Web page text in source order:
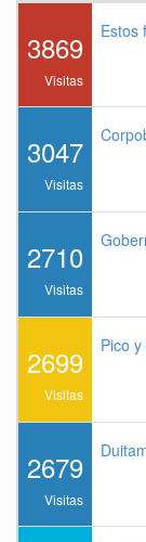
3869
Visitas
Estos
3047
Visitas
2710
Visitas
2699
Visitas
Pico
2679
Visitas